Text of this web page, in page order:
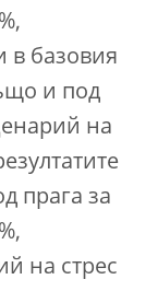
в базовия
и под
на
прага за
на стрес